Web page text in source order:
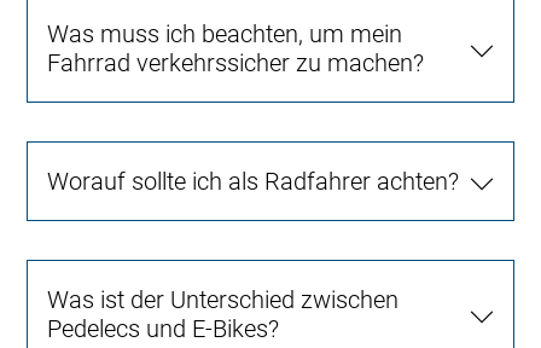
Was muss ich beachten, um mein
Fahrrad verkehrssicher zu machen?
Worauf sollte ich als Radfahrer achten?
Was ist der Unterschied zwischen
Pedelecs und E-Bikes?